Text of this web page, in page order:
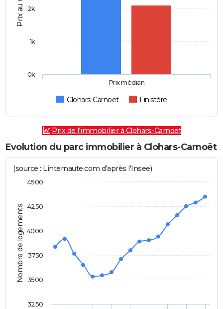
Prix au m2
Clohars-Carnoët Finistère
Prix médian
0k
1k
2k
Prix de l'immobilier à Clohars-Carnoët
Evolution du parc immobilier à Clohars-Carnoët
Nombre de logements
(source : Linternaute.com d'après l'Insee)
3250
3500
3750
4000
4250
4500